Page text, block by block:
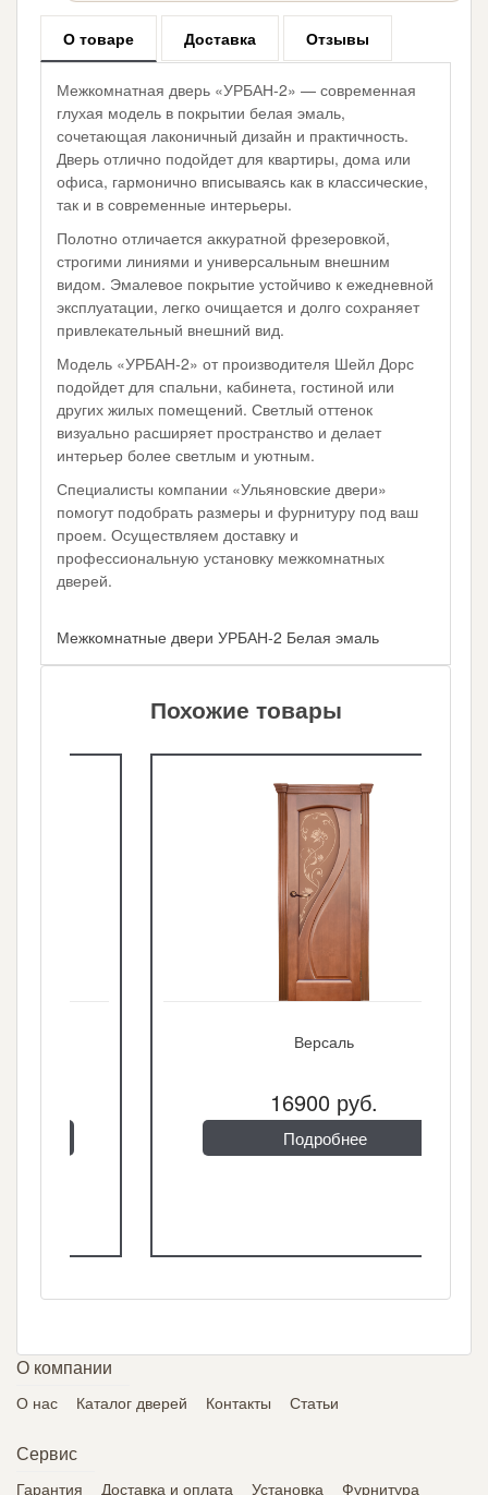
О товаре Доставка Отзывы
Межкомнатная дверь «УРБАН-2» — современная
глухая модель в покрытии белая эмаль,
сочетающая лаконичный дизайн и практичность.
Дверь отлично подойдет для квартиры, дома или
офиса, гармонично вписываясь как в классические,
так и в современные интерьеры.
Полотно отличается аккуратной фрезеровкой,
строгими линиями и универсальным внешним
видом. Эмалевое покрытие устойчиво к ежедневной
эксплуатации, легко очищается и долго сохраняет
привлекательный внешний вид.
Модель «УРБАН-2» от производителя Шейл Дорс
подойдет для спальни, кабинета, гостиной или
других жилых помещений. Светлый оттенок
визуально расширяет пространство и делает
интерьер более светлым и уютным.
Специалисты компании «Ульяновские двери»
помогут подобрать размеры и фурнитуру под ваш
проем. Осуществляем доставку и
профессиональную установку межкомнатных
дверей.
Межкомнатные двери УРБАН-2 Белая эмаль
Похожие товары
16900 руб.
Подробнее
О компании
О нас Каталог дверей Контакты Статьи
Сервис
Гарантия Доставка и оплата Установка Фурнитура